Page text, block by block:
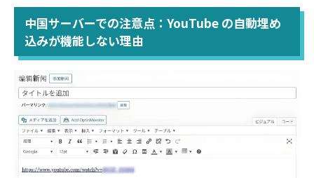
中国サーバーでの注意点：YouTube の自動埋め
込みが機能しない理由